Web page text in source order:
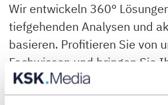
Wir entwickeln 360°
tiefgehenden Analysen und
basieren. Profitieren Sie von
Fachwissen und bringen Sie
auf das nächste Level.